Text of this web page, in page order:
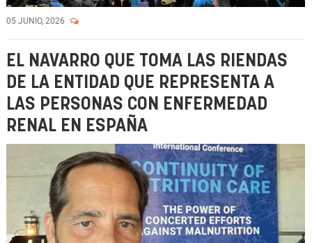
05 JUNIO, 2026
EL NAVARRO QUE TOMA LAS RIENDAS
DE LA ENTIDAD QUE REPRESENTA A
LAS PERSONAS CON ENFERMEDAD
RENAL EN ESPAÑA